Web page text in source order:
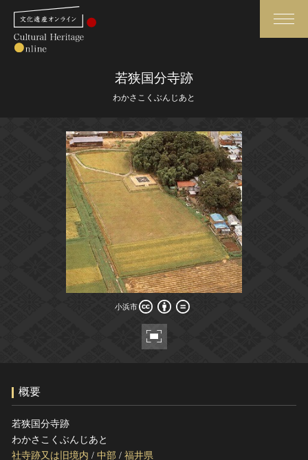
さらに詳細検索
さらに詳細検索
世界遺産と無形文化遺産
全国の美術館・博物館
媒体資料・関連記事等
博物館、美術館の皆さまへ
文化庁よりご挨拶
今月のみどころ
お知らせ一覧
ヘルプ
このサイトについて
サイトのご意見はこちら
文化遺産データベース
若狭国分寺跡
わかさこくぶんじあと
小浜市
小浜市
概要
若狭国分寺跡
わかさこくぶんじあと
社寺跡又は旧境内 / 中部 / 福井県